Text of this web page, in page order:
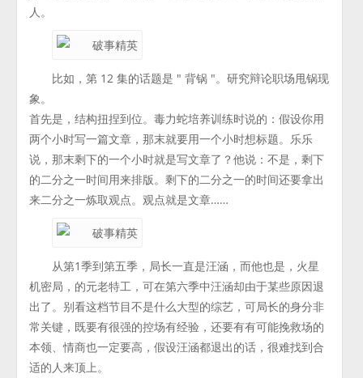
人。
比如，第 12 集的话题是 " 背锅 "。研究辩论职场甩锅现
象。
首先是，结构扭捏到位。毒力蛇培养训练时说的：假设你用
两个小时写一篇文章，那末就要用一个小时想标题。乐乐
说，那末剩下的一个小时就是写文章了？他说：不是，剩下
的二分之一时间用来排版。剩下的二分之一的时间还要拿出
来二分之一炼取观点。观点就是文章……
从第1季到第五季，局长一直是汪涵，而他也是，火星
机密局，的元老特工，可在第六季中汪涵却由于某些原因退
出了。别看这档节目不是什么大型的综艺，可局长的身分非
常关键，既要有很强的控场有经验，还要有有可能挽救场的
本领、情商也一定要高，假设汪涵都退出的话，很难找到合
适的人来顶上。